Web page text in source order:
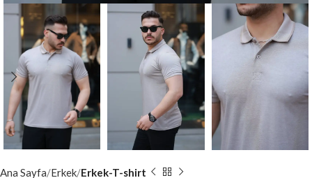
Ana Sayfa Erkek Erkek-T-shirt